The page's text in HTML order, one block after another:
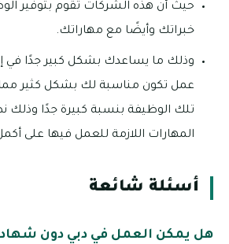
حيث أن هذه الشركات تقوم بتوفير
خبراتك وأيضًا مع مهاراتك.
وذلك ما يساعدك بشكل كبير جدًا في
عمل تكون مناسبة لك بشكل كثير
تلك الوظيفة بنسبة كبيرة جدًا وذلك
المهارات اللازمة للعمل فيها على
أسئلة شائعة
هل يمكن العمل في دبي دون